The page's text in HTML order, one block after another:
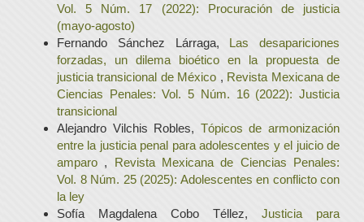
Vol. 5 Núm. 17 (2022): Procuración de justicia
(mayo-agosto)
Fernando Sánchez Lárraga, Las desapariciones
forzadas, un dilema bioético en la propuesta de
justicia transicional de México , Revista Mexicana de
Ciencias Penales: Vol. 5 Núm. 16 (2022): Justicia
transicional
Alejandro Vilchis Robles, Tópicos de armonización
entre la justicia penal para adolescentes y el juicio de
amparo , Revista Mexicana de Ciencias Penales:
Vol. 8 Núm. 25 (2025): Adolescentes en conflicto con
la ley
Sofía Magdalena Cobo Téllez, Justicia para